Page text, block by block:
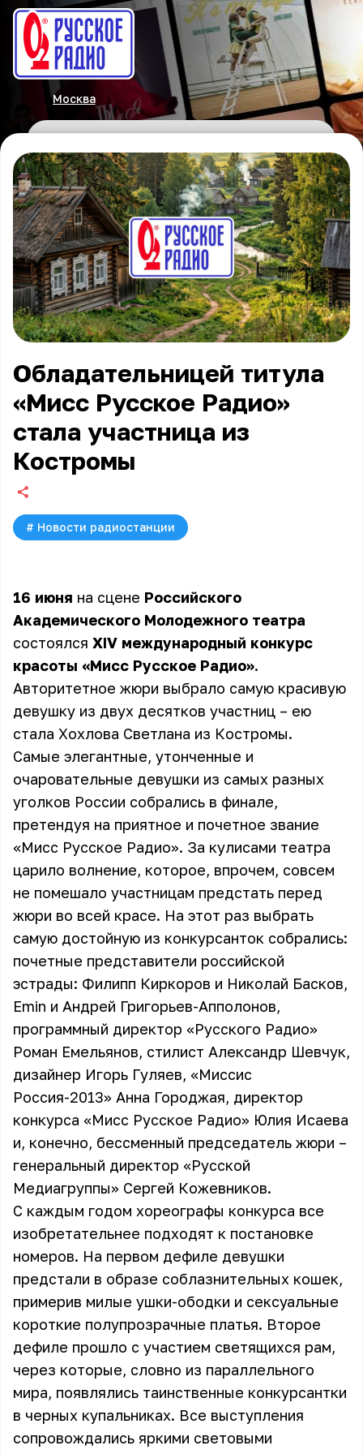
Москва
Обладательницей титула
«Мисс Русское Радио»
стала участница из
Костромы
# Новости радиостанции
16 июня на сцене Российского
Академического Молодежного театра
состоялся XIV международный конкурс
красоты «Мисс Русское Радио».
Авторитетное жюри выбрало самую красивую
девушку из двух десятков участниц – ею
стала Хохлова Светлана из Костромы.
Самые элегантные, утонченные и
очаровательные девушки из самых разных
уголков России собрались в финале,
претендуя на приятное и почетное звание
«Мисс Русское Радио». За кулисами театра
царило волнение, которое, впрочем, совсем
не помешало участницам предстать перед
жюри во всей красе. На этот раз выбрать
самую достойную из конкурсанток собрались:
почетные представители российской
эстрады: Филипп Киркоров и Николай Басков,
Emin и Андрей Григорьев-Апполонов,
программный директор «Русского Радио»
Роман Емельянов, стилист Александр Шевчук,
дизайнер Игорь Гуляев, «Миссис
Россия-2013» Анна Городжая, директор
конкурса «Мисс Русское Радио» Юлия Исаева
и, конечно, бессменный председатель жюри –
генеральный директор «Русской
Медиагруппы» Сергей Кожевников.
С каждым годом хореографы конкурса все
изобретательнее подходят к постановке
номеров. На первом дефиле девушки
предстали в образе соблазнительных кошек,
примерив милые ушки-ободки и сексуальные
короткие полупрозрачные платья. Второе
дефиле прошло с участием светящихся рам,
через которые, словно из параллельного
мира, появлялись таинственные конкурсантки
в черных купальниках. Все выступления
сопровождались яркими световыми